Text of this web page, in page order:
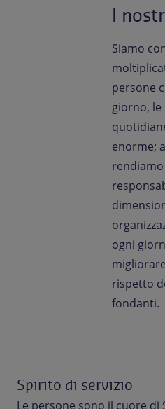
I
Siamo
persone
giorno,
enorme;
ogni
rispetto
fondanti.
Spirito di servizio
Le persone sono il cuore di